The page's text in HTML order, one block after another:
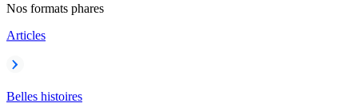
Nos formats phares
Articles
Belles histoires